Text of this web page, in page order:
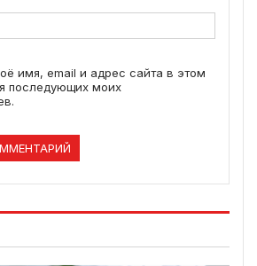
имя, email и адрес сайта в этом
последующих моих